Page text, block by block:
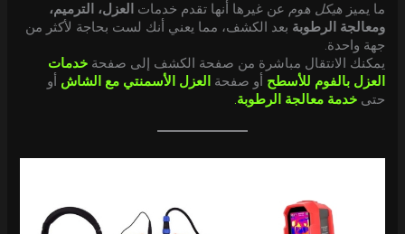
ما يميزهيكل هوم عن غيرها أنها تقدم خدمات العزل، الترميم،
ومعالجة الرطوبة بعد الكشف، مما يعني أنك لست بحاجة لأكثر من
جهة واحدة.
يمكنك الانتقال مباشرة من صفحة الكشف إلى صفحةخدمات
العزل بالفوم للأسطح أو صفحة العزل الأسمنتي مع الشاش أو
حتىخدمة معالجة الرطوبة.